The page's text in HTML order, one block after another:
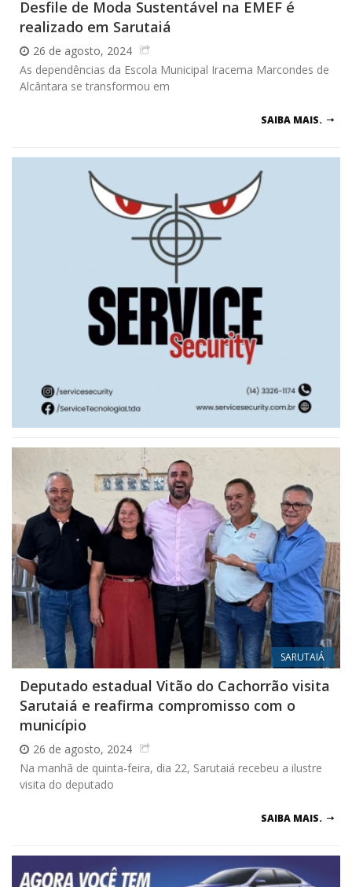
Desfile de Moda Sustentável na EMEF é
realizado em Sarutaiá
26 de agosto, 2024
As dependências da Escola Municipal Iracema Marcondes de
Alcântara se transformou em
SAIBA MAIS.
SARUTAIÁ
Deputado estadual Vitão do Cachorrão visita
Sarutaiá e reafirma compromisso com o
município
26 de agosto, 2024
Na manhã de quinta-feira, dia 22, Sarutaiá recebeu a ilustre
visita do deputado
SAIBA MAIS.